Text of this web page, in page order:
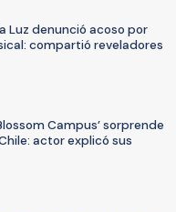
Luz denunció acoso por
compartió reveladores
Campus’ sorprende
actor explicó sus